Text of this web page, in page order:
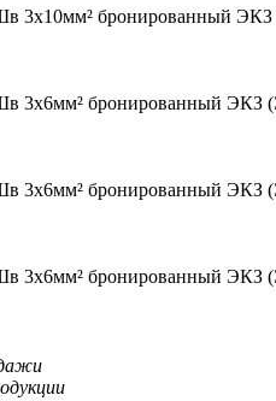
3x10мм² бронированный ЭКЗ
3x6мм² бронированный ЭКЗ
3x6мм² бронированный ЭКЗ
3x6мм² бронированный ЭКЗ